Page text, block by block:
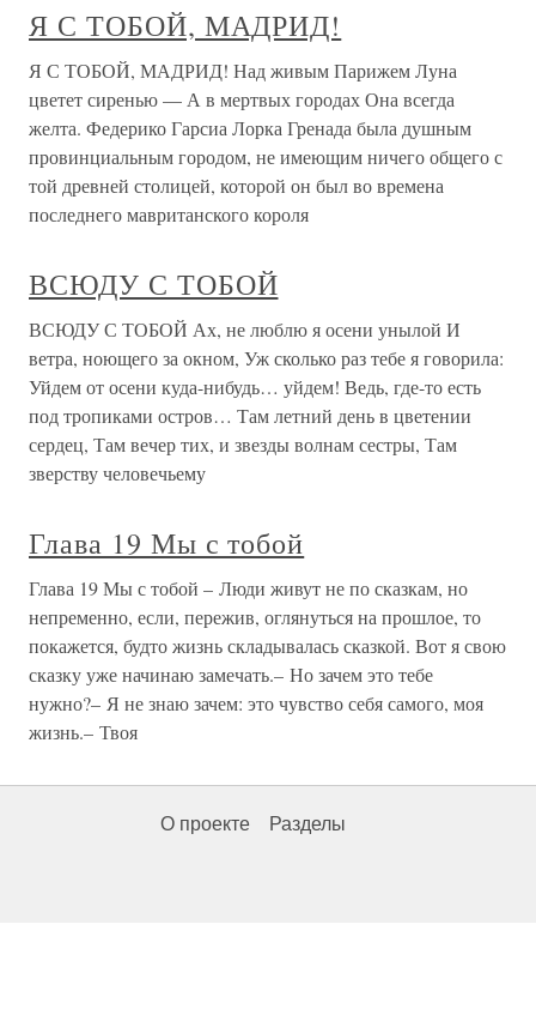
Я С ТОБОЙ, МАДРИД!
Я С ТОБОЙ, МАДРИД! Над живым Парижем Луна
цветет сиренью — А в мертвых городах Она всегда
желта. Федерико Гарсиа Лорка Гренада была душным
провинциальным городом, не имеющим ничего общего с
той древней столицей, которой он был во времена
последнего мавританского короля
ВСЮДУ С ТОБОЙ
ВСЮДУ С ТОБОЙ Ах, не люблю я осени унылой И
ветра, ноющего за окном, Уж сколько раз тебе я говорила:
Уйдем от осени куда-нибудь… уйдем! Ведь, где-то есть
под тропиками остров… Там летний день в цветении
сердец, Там вечер тих, и звезды волнам сестры, Там
зверству человечьему
Глава 19 Мы с тобой
Глава 19 Мы с тобой – Люди живут не по сказкам, но
непременно, если, пережив, оглянуться на прошлое, то
покажется, будто жизнь складывалась сказкой. Вот я свою
сказку уже начинаю замечать.– Но зачем это тебе
нужно?– Я не знаю зачем: это чувство себя самого, моя
жизнь.– Твоя
О проекте Разделы